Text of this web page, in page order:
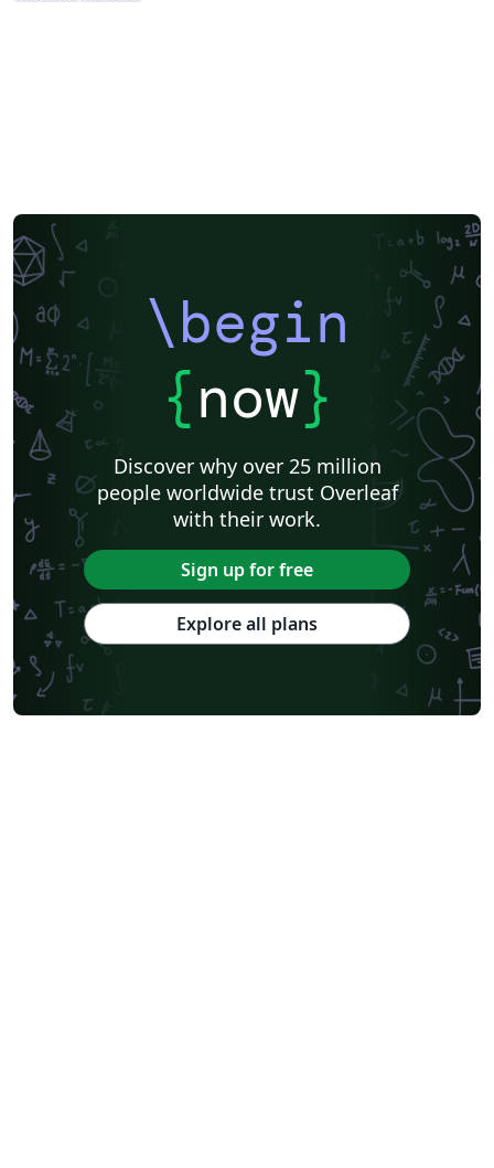
\begin
{now}
Discover why over 25 million
people worldwide trust Overleaf
with their work.
Sign up for free
Explore all plans